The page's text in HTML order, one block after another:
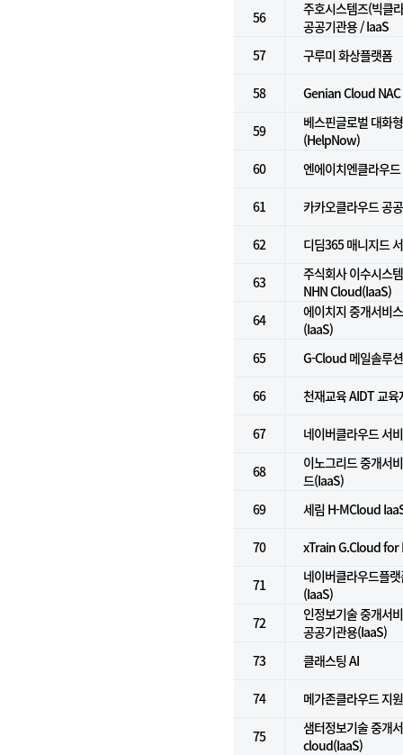
56
주호시스템즈(빅클
공공기관용 / IaaS
57
구루미 화상플랫폼
58 Genian Cloud NAC
59
베스핀글로벌 대화
(HelpNow)
60
엔에이치엔클라우
61 카카오클라우드 공
62 디딤365 매니지드
63
주식회사 이수시스
NHN Cloud(IaaS)
64
에이치지 중개서비
(IaaS)
65
G-Cloud 메일솔루
66 천재교육 AIDT 교육
67 네이버클라우드 서
68
이노그리드 중개서
드(IaaS)
69
세림 H-MCloud
70 xTrain G.Cloud for
71
네이버클라우드플
(IaaS)
72
인정보기술 중개서
공공기관용(IaaS)
73
클래스팅 AI
74 메가존클라우드 지
75
샘터정보기술 중개
cloud(IaaS)